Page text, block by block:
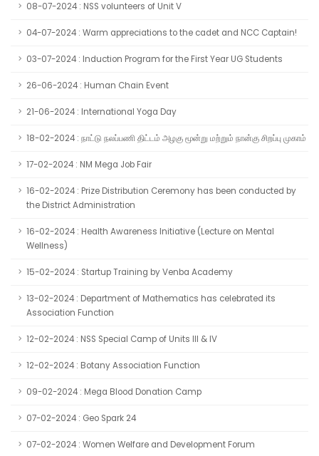
08-07-2024 : NSS volunteers of Unit V
04-07-2024 : Warm appreciations to the cadet and NCC Captain!
03-07-2024 : Induction Program for the First Year UG Students
26-06-2024 : Human Chain Event
21-06-2024 : International Yoga Day
18-02-2024 : நாட்டு நலப்பணி திட்டம் அழகு மூன்று மற்றும் நான்கு சிறப்பு முகாம்
17-02-2024 : NM Mega Job Fair
16-02-2024 : Prize Distribution Ceremony has been conducted by
the District Administration
16-02-2024 : Health Awareness Initiative (Lecture on Mental
Wellness)
15-02-2024 : Startup Training by Venba Academy
13-02-2024 : Department of Mathematics has celebrated its
Association Function
12-02-2024 : NSS Special Camp of Units III & IV
12-02-2024 : Botany Association Function
09-02-2024 : Mega Blood Donation Camp
07-02-2024 : Geo Spark 24
07-02-2024 : Women Welfare and Development Forum